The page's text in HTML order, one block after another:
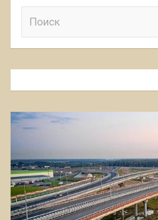
к